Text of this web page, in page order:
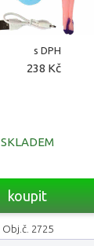
s DPH
238 Kč
SKLADEM
koupit
Obj.č. 2725